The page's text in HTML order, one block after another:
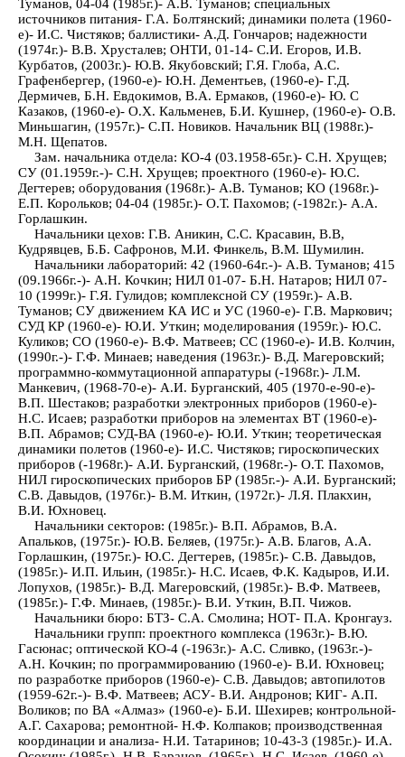
Туманов, 04-04 (1985г.)- А.В. Туманов; специальных
источников питания- Г.А. Болтянский; динамики полета (1960-
е)- И.С. Чистяков; баллистики- А.Д. Гончаров; надежности
(1974г.)- В.В. Хрусталев; ОНТИ, 01-14- С.И. Егоров, И.В.
Курбатов, (2003г.)- Ю.В. Якубовский; Г.Я. Глоба, А.С.
Графенбергер, (1960-е)- Ю.Н. Дементьев, (1960-е)- Г.Д.
Дермичев, Б.Н. Евдокимов, В.А. Ермаков, (1960-е)- Ю. С
Казаков, (1960-е)- О.Х. Кальменев, Б.И. Кушнер, (1960-е)- О.В.
Миньшагин, (1957г.)- С.П. Новиков. Начальник ВЦ (1988г.)-
М.Н. Щепатов.
Зам. начальника отдела: КО-4 (03.1958-65г.)- С.Н. Хрущев;
СУ (01.1959г.-)- С.Н. Хрущев; проектного (1960-е)- Ю.С.
Дегтерев; оборудования (1968г.)- А.В. Туманов; КО (1968г.)-
Е.П. Корольков; 04-04 (1985г.)- О.Т. Пахомов; (-1982г.)- А.А.
Горлашкин.
Начальники цехов: Г.В. Аникин, С.С. Красавин, В.В,
Кудрявцев, Б.Б. Сафронов, М.И. Финкель, В.М. Шумилин.
Начальники лабораторий: 42 (1960-64г.-)- А.В. Туманов; 415
(09.1966г.-)- А.Н. Кочкин; НИЛ 01-07- Б.Н. Натаров; НИЛ 07-
10 (1999г.)- Г.Я. Гулидов; комплексной СУ (1959г.)- А.В.
Туманов; СУ движением КА ИС и УС (1960-е)- Г.В. Маркович;
СУД КР (1960-е)- Ю.И. Уткин; моделирования (1959г.)- Ю.С.
Куликов; СО (1960-е)- В.Ф. Матвеев; СС (1960-е)- И.В. Колчин,
(1990г.-)- Г.Ф. Минаев; наведения (1963г.)- В.Д. Магеровский;
программно-коммутационной аппаратуры (-1968г.)- Л.М.
Манкевич, (1968-70-е)- А.И. Бурганский, 405 (1970-е-90-е)-
В.П. Шестаков; разработки электронных приборов (1960-е)-
Н.С. Исаев; разработки приборов на элементах ВТ (1960-е)-
В.П. Абрамов; СУД-ВА (1960-е)- Ю.И. Уткин; теоретическая
динамики полетов (1960-е)- И.С. Чистяков; гироскопических
приборов (-1968г.)- А.И. Бурганский, (1968г.-)- О.Т. Пахомов,
НИЛ гироскопических приборов БР (1985г.-)- А.И. Бурганский;
С.В. Давыдов, (1976г.)- В.М. Иткин, (1972г.)- Л.Я. Плакхин,
В.И. Юхновец.
Начальники секторов: (1985г.)- В.П. Абрамов, В.А.
Апальков, (1975г.)- Ю.В. Беляев, (1975г.)- А.В. Благов, А.А.
Горлашкин, (1975г.)- Ю.С. Дегтерев, (1985г.)- С.В. Давыдов,
(1985г.)- И.П. Ильин, (1985г.)- Н.С. Исаев, Ф.К. Кадыров, И.И.
Лопухов, (1985г.)- В.Д. Магеровский, (1985г.)- В.Ф. Матвеев,
(1985г.)- Г.Ф. Минаев, (1985г.)- В.И. Уткин, В.П. Чижов.
Начальники бюро: БТЗ- С.А. Смолина; НОТ- П.А. Кронгауз.
Начальники групп: проектного комплекса (1963г.)- В.Ю.
Гасюнас; оптической КО-4 (-1963г.)- А.С. Сливко, (1963г.-)-
А.Н. Кочкин; по программированию (1960-е)- В.И. Юхновец;
по разработке приборов (1960-е)- С.В. Давыдов; автопилотов
(1959-62г.-)- В.Ф. Матвеев; АСУ- В.И. Андронов; КИГ- А.П.
Воликов; по ВА «Алмаз» (1960-е)- Б.И. Шехирев; контрольной-
А.Г. Сахарова; ремонтной- Н.Ф. Колпаков; производственная
координации и анализа- Н.И. Татаринов; 10-43-3 (1985г.)- И.А.